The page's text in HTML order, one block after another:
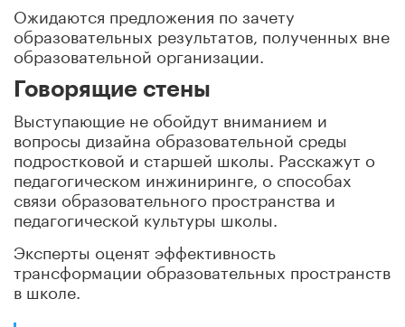
Ожидаются предложения по зачету
образовательных результатов, полученных вне
образовательной организации.
Говорящие стены
Выступающие не обойдут вниманием и
вопросы дизайна образовательной среды
подростковой и старшей школы. Расскажут о
педагогическом инжиниринге, о способах
связи образовательного пространства и
педагогической культуры школы.
Эксперты оценят эффективность
трансформации образовательных пространств
в школе.